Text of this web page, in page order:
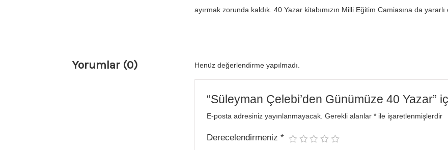
ayırmak zorunda kaldık. 40 Yazar kitabımızın Milli Eğitim Camiasına da
Yorumlar (0) Henüz değerlendirme yapılmadı.
“Süleyman Çelebi’den Günümüze 40 Yazar”
E-posta adresiniz yayınlanmayacak. Gerekli alanlar* ile işaretlenmişlerdir
Derecelendirmeniz*